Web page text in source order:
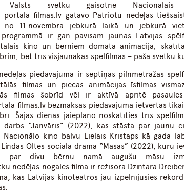
Valsts svētku gaisotnē
portālā filmas.lv gatavo Patriotu nedēļas
no 11.novembra jebkurā laikā un jebkurā
programmā ir gan pavisam jaunas Latvijas
kino un bērniem domāta animācija;
bet trīs visjaunākās spēlfilmas – pašā svētku
piedāvājumā ir septiņas pilnmetrāžas
filmas un piecas animācijas īsfilmas
filmas šobrīd vēl ir aktīvā apritē
filmas.lv bezmaksas piedāvājumā ietvertas
Šajās dienās jāieplāno noskatīties trīs
darbs “Janvāris” (2022), kas stāsta par jaunu
Nacionālo kino balvu Lielais Kristaps kā gada
Oltes sociālā drāma “Māsas” (2022), kuru
par divu bērnu namā augušu māsu
nedēļas nogales filma ir režisora Dzintara
kas Latvijas kinoteātros jau izpelnījusies